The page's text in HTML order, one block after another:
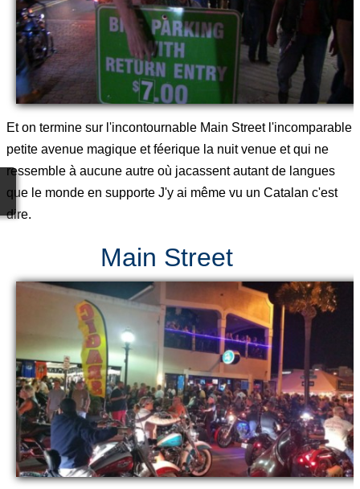
Et on termine sur l'incontournable Main Street l'incomparable
petite avenue magique et féerique la nuit venue et qui ne
ressemble à aucune autre où jacassent autant de langues
que le monde en supporte J'y ai même vu un Catalan c'est
dire.
Main Street